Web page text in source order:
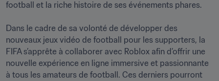
football et la riche histoire de ses événements phares.
Dans le cadre de sa volonté de développer des
nouveaux jeux vidéo de football pour les supporters, la
FIFA s’apprête à collaborer avec Roblox afin d’offrir une
nouvelle expérience en ligne immersive et passionnante
à tous les amateurs de football. Ces derniers pourront